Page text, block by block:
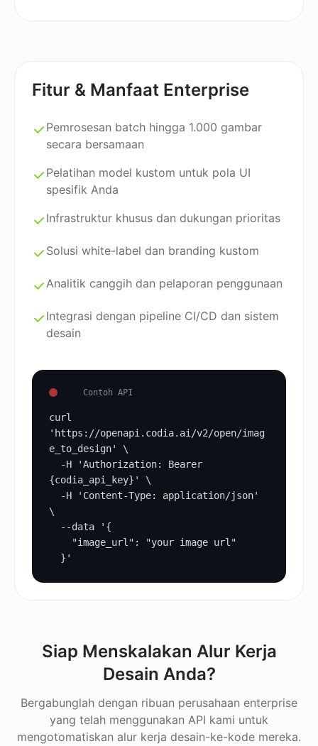
Fitur & Manfaat Enterprise
Pemrosesan batch hingga 1.000 gambar
secara bersamaan
Pelatihan model kustom untuk pola UI
spesifik Anda
Infrastruktur khusus dan dukungan prioritas
Solusi white-label dan branding kustom
Analitik canggih dan pelaporan penggunaan
Integrasi dengan pipeline CI/CD dan sistem
desain
Contoh API
curl
'https://openapi.codia.ai/v2/open/imag
e_to_design' \
{codia_api_key}' \
\
  }'
Siap Menskalakan Alur Kerja
Desain Anda?
Bergabunglah dengan ribuan perusahaan enterprise
yang telah menggunakan API kami untuk
mengotomatiskan alur kerja desain-ke-kode mereka.